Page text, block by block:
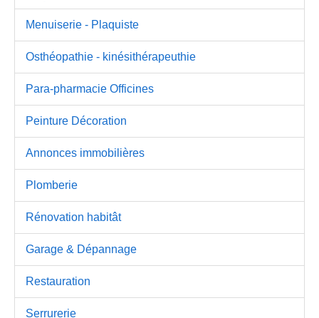
Menuiserie - Plaquiste
Osthéopathie - kinésithérapeuthie
Para-pharmacie Officines
Peinture Décoration
Annonces immobilières
Plomberie
Rénovation habitât
Garage & Dépannage
Restauration
Serrurerie